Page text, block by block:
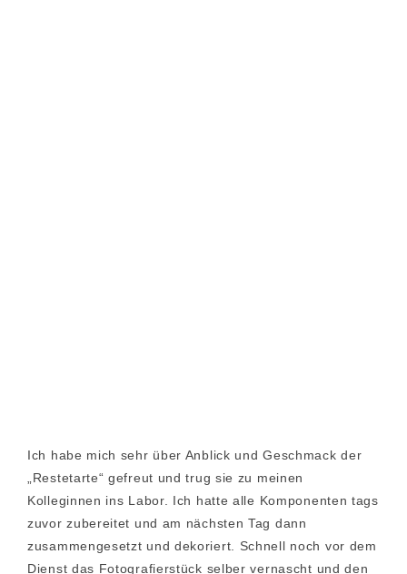
Ich habe mich sehr über Anblick und Geschmack der
„Restetarte“ gefreut und trug sie zu meinen
Kolleginnen ins Labor. Ich hatte alle Komponenten tags
zuvor zubereitet und am nächsten Tag dann
zusammengesetzt und dekoriert. Schnell noch vor dem
Dienst das Fotografierstück selber vernascht und den